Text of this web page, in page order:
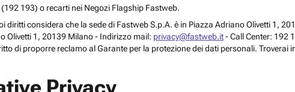
193) o recarti nei Negozi Flagship Fastweb.
diritti considera che la sede di Fastweb S.p.A. è in Piazza Adriano Olivetti 1,
Olivetti 1, 20139 Milano - Indirizzo mail: privacy@fastweb.it- Call Center: 192
di proporre reclamo al Garante per la protezione dei dati personali. Troverai